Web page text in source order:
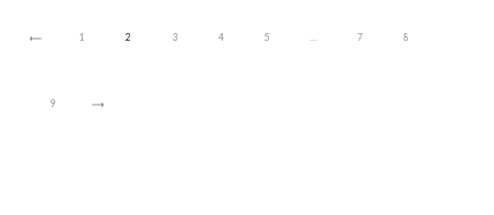
1 2 3 4 5 … 7 8
9